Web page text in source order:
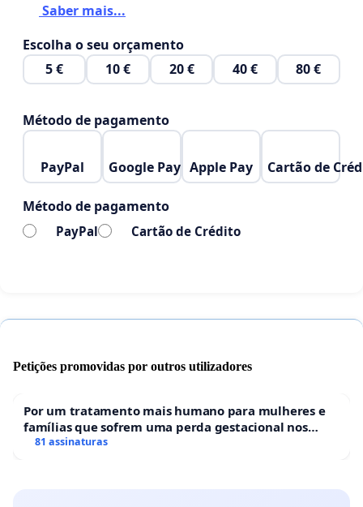
Saber mais...
Escolha o seu orçamento
5 €
10 € 20 € 40 € 80 €
Método de pagamento
PayPal Google Pay Apple Pay Cartão de
Método de pagamento
PayPal Cartão de Crédito
Petições promovidas por outros utilizadores
Por um tratamento mais humano para mulheres e
famílias que sofrem uma perda gestacional nos
hospitais portugueses
81 assinaturas